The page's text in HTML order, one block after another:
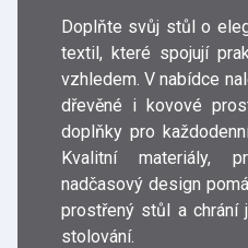
Doplňte svůj stůl o
textil, které spojují
vzhledem. V nabídce
dřevěné i kovové
doplňky pro
Kvalitní materiály,
nadčasový design
prostřený stůl a chrání
stolování.